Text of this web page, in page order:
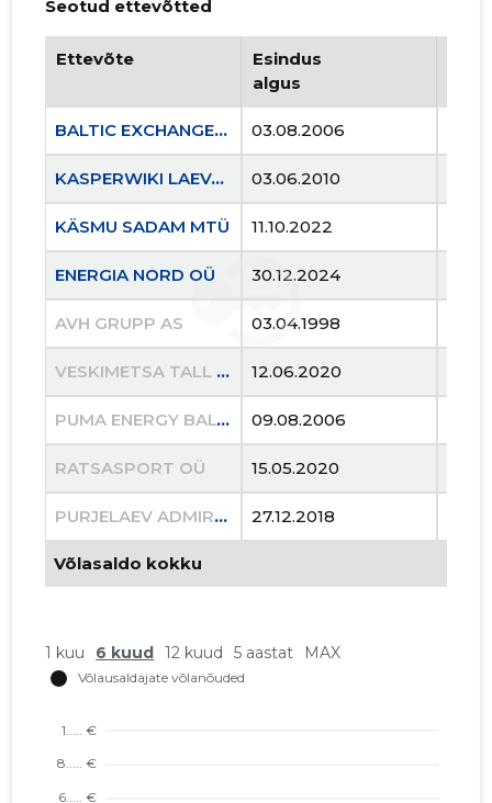
Seotud ettevõtted
Ettevõte
Esindus
algus
BALTIC EXCHANGE OÜ 03.08.2006
KASPERWIKI LAEVAOMANIKUD OÜ 03.06.2010
KÄSMU SADAM MTÜ 11.10.2022
ENERGIA NORD OÜ 30.12.2024
AVH GRUPP AS 03.04.1998
VESKIMETSA TALL OÜ 12.06.2020
PUMA ENERGY BALTICS AS 09.08.2006
RATSASPORT OÜ 15.05.2020
PURJELAEV ADMIRAL BELLINGSHAUSEN OÜ 27.12.2018
Võlasaldo kokku
1 kuu 6 kuud 12 kuud 5 aastat MAX